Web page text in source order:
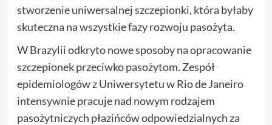
stworzenie uniwersalnej szczepionki, która byłaby
skuteczna na wszystkie fazy rozwoju pasożyta.
W Brazylii odkryto nowe sposoby na opracowanie
szczepionek przeciwko pasożytom. Zespół
epidemiologów z Uniwersytetu w Rio de Janeiro
intensywnie pracuje nad nowym rodzajem
pasożytniczych płazińców odpowiedzialnych za